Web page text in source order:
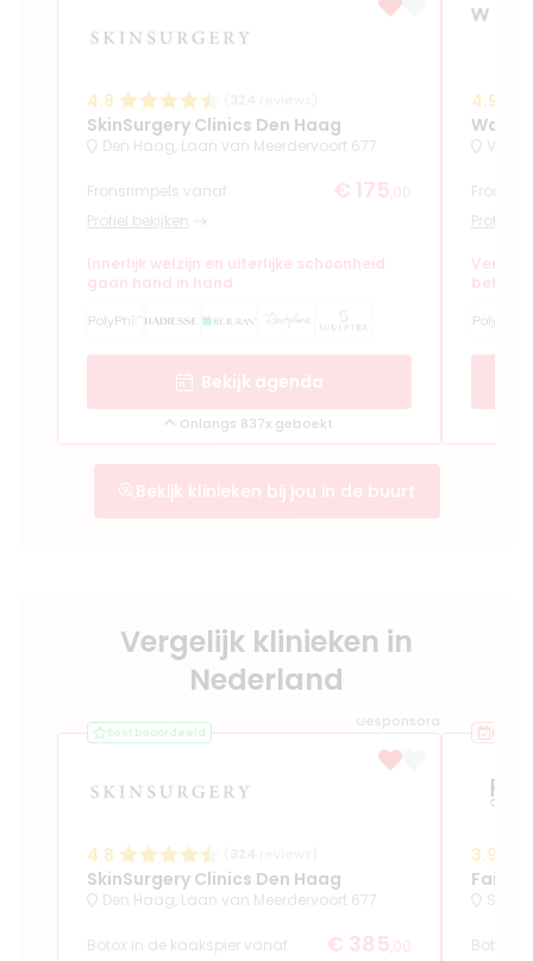
4.8
SkinSurgery Clinics Den Haag
Den Haag, Laan van Meerdervoort 677
Fronsrimpels vanaf € 175 ,00
Profiel bekijken
Innerlijk welzijn en uiterlijke schoonheid
gaan hand in hand
Bekijk agenda
Onlangs 837x geboekt
4.9
Profiel
Bekijk klinieken bij jou in de buurt
Vergelijk klinieken in
Nederland
Gesponsord
Best beoordeeld
4.8
SkinSurgery Clinics Den Haag
Den Haag, Laan van Meerdervoort 677
Botox in de kaakspier vanaf € 385 ,00
3.9
Botox